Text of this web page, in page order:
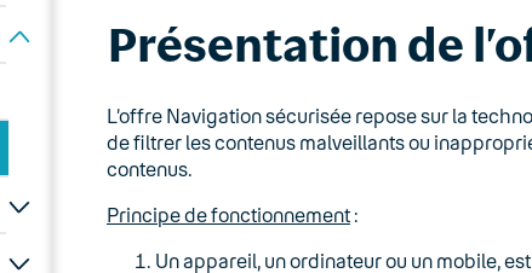
Présentation de
L’offre Navigation sécurisée repose sur la
de filtrer les contenus malveillants ou
contenus.
Principe de fonctionnement:
Un appareil, un ordinateur ou un mobile,